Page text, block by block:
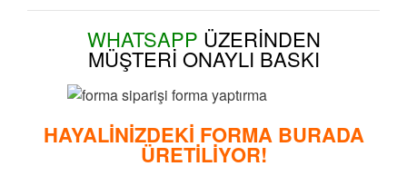
WHATSAPP ÜZERİNDEN
MÜŞTERİ ONAYLI BASKI
HAYALİNİZDEKİ FORMA BURADA
ÜRETİLİYOR!